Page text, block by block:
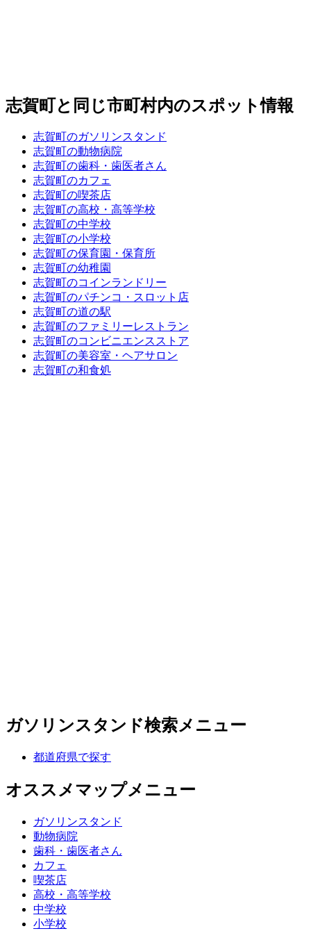
志賀町と同じ市町村内のスポット情報
志賀町のガソリンスタンド
志賀町の動物病院
志賀町の歯科・歯医者さん
志賀町のカフェ
志賀町の喫茶店
志賀町の高校・高等学校
志賀町の中学校
志賀町の小学校
志賀町の保育園・保育所
志賀町の幼稚園
志賀町のコインランドリー
志賀町のパチンコ・スロット店
志賀町の道の駅
志賀町のファミリーレストラン
志賀町のコンビニエンスストア
志賀町の美容室・ヘアサロン
志賀町の和食処
ガソリンスタンド検索メニュー
都道府県で探す
オススメマップメニュー
ガソリンスタンド
動物病院
歯科・歯医者さん
カフェ
喫茶店
高校・高等学校
中学校
小学校